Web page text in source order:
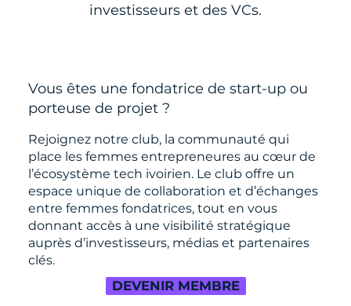
Vous êtes une fondatrice de start-up ou
porteuse de projet ?
Rejoignez notre club, la communauté qui
place les femmes entrepreneures au cœur de
l’écosystème tech ivoirien. Le club offre un
espace unique de collaboration et d’échanges
entre femmes fondatrices, tout en vous
donnant accès à une visibilité stratégique
auprès d’investisseurs, médias et partenaires
clés.
DEVENIR MEMBRE
investisseurs et des VCs.